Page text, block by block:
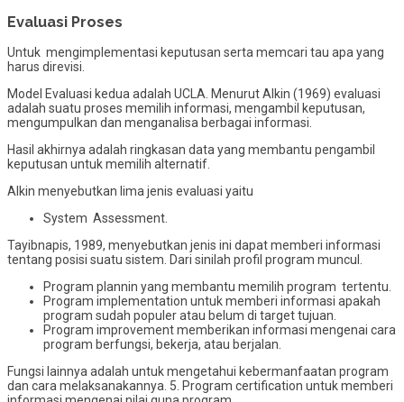
Evaluasi Proses
Untuk mengimplementasi keputusan serta memcari tau apa yang
harus direvisi.
Model Evaluasi kedua adalah UCLA. Menurut Alkin (1969) evaluasi
adalah suatu proses memilih informasi, mengambil keputusan,
mengumpulkan dan menganalisa berbagai informasi.
Hasil akhirnya adalah ringkasan data yang membantu pengambil
keputusan untuk memilih alternatif.
Alkin menyebutkan lima jenis evaluasi yaitu
System Assessment.
Tayibnapis, 1989, menyebutkan jenis ini dapat memberi informasi
tentang posisi suatu sistem. Dari sinilah profil program muncul.
Program plannin yang membantu memilih program tertentu.
Program implementation untuk memberi informasi apakah
program sudah populer atau belum di target tujuan.
Program improvement memberikan informasi mengenai cara
program berfungsi, bekerja, atau berjalan.
Fungsi lainnya adalah untuk mengetahui kebermanfaatan program
dan cara melaksanakannya. 5. Program certification untuk memberi